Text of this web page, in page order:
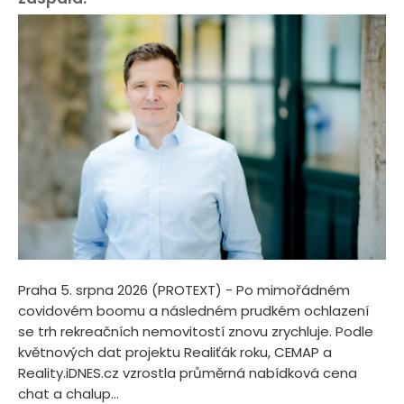
Praha 5. srpna 2026 (PROTEXT) - Po mimořádném
covidovém boomu a následném prudkém ochlazení
se trh rekreačních nemovitostí znovu zrychluje. Podle
květnových dat projektu Realiťák roku, CEMAP a
Reality.iDNES.cz vzrostla průměrná nabídková cena
chat a chalup...